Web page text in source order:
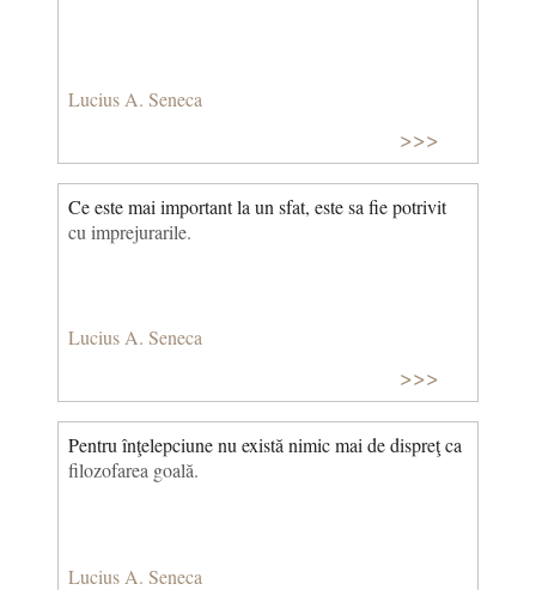
Lucius A. Seneca
>>>
Ce este mai important la un sfat, este sa fie potrivit
cu imprejurarile.
Lucius A. Seneca
>>>
Pentru înţelepciune nu există nimic mai de dispreţ ca
filozofarea goală.
Lucius A. Seneca